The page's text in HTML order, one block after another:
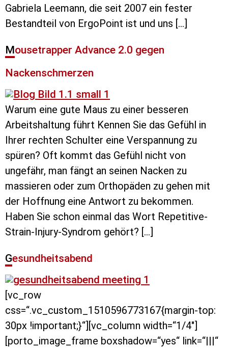
Gabriela Leemann, die seit 2007 ein fester
Bestandteil von ErgoPoint ist und uns […]
Mousetrapper Advance 2.0 gegen
Nackenschmerzen
Warum eine gute Maus zu einer besseren
Arbeitshaltung führt Kennen Sie das Gefühl in
Ihrer rechten Schulter eine Verspannung zu
spüren? Oft kommt das Gefühl nicht von
ungefähr, man fängt an seinen Nacken zu
massieren oder zum Orthopäden zu gehen mit
der Hoffnung eine Antwort zu bekommen.
Haben Sie schon einmal das Wort Repetitive-
Strain-Injury-Syndrom gehört? […]
Gesundheitsabend
[vc_row
css=“.vc_custom_1510596773167{margin-top:
30px !important;}“][vc_column width=“1/4″]
[porto_image_frame boxshadow=“yes“ link=“|||“